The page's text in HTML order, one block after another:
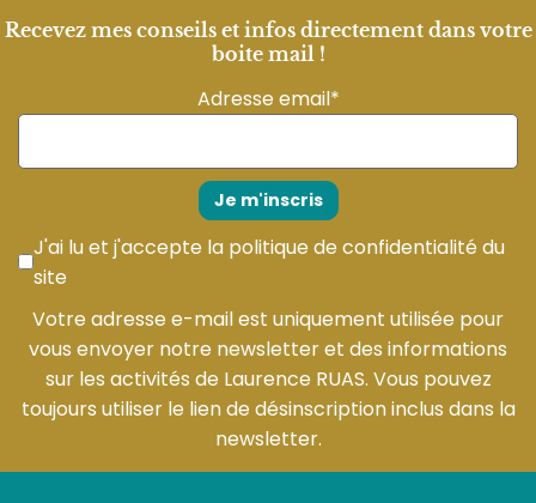
Recevez mes conseils et infos directement dans votre
boite mail !
Adresse email*
J'ai lu et j'accepte la politique de confidentialité du
site
Votre adresse e-mail est uniquement utilisée pour
vous envoyer notre newsletter et des informations
sur les activités de Laurence RUAS. Vous pouvez
toujours utiliser le lien de désinscription inclus dans la
newsletter.